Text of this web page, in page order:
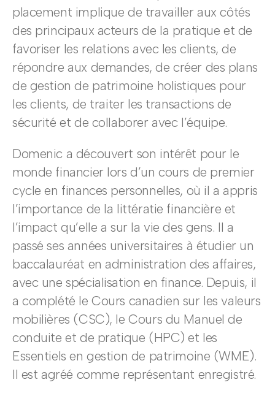
placement implique de travailler aux côtés
des principaux acteurs de la pratique et de
favoriser les relations avec les clients, de
répondre aux demandes, de créer des plans
de gestion de patrimoine holistiques pour
les clients, de traiter les transactions de
sécurité et de collaborer avec l’équipe.
Domenic a découvert son intérêt pour le
monde financier lors d’un cours de premier
cycle en finances personnelles, où il a appris
l’importance de la littératie financière et
l’impact qu’elle a sur la vie des gens. Il a
passé ses années universitaires à étudier un
baccalauréat en administration des affaires,
avec une spécialisation en finance. Depuis, il
a complété le Cours canadien sur les valeurs
mobilières (CSC), le Cours du Manuel de
conduite et de pratique (HPC) et les
Essentiels en gestion de patrimoine (WME).
Il est agréé comme représentant enregistré.